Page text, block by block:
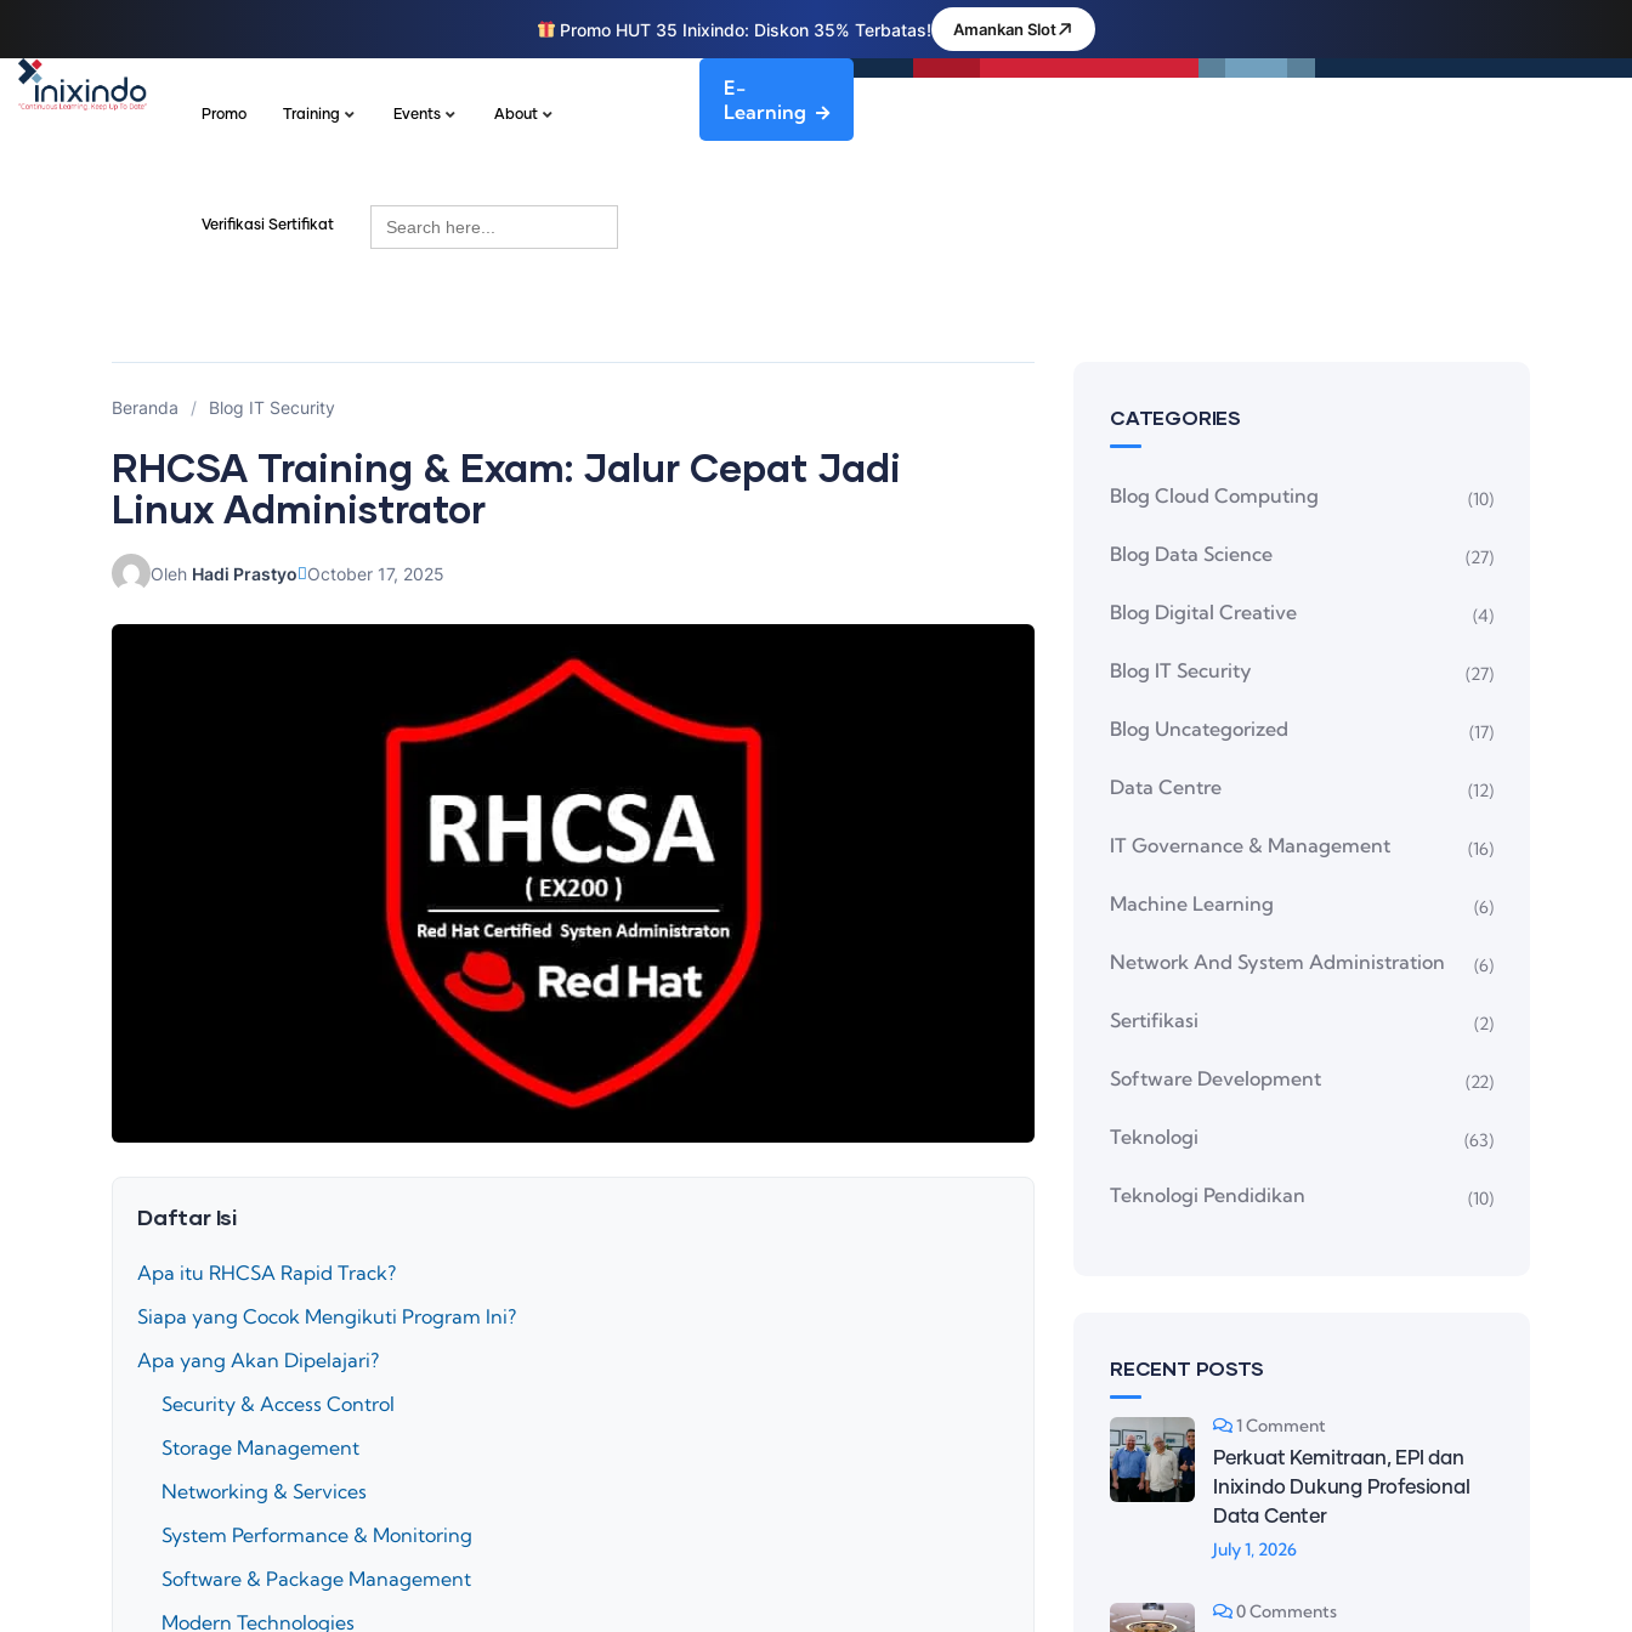
Promo HUT 35 Inixindo: Diskon 35% Terbatas! Amankan Slot
Promo Training Events About
Verifikasi Sertifikat
Search
for:
E-
Learning
Beranda / Blog IT Security
RHCSA Training & Exam: Jalur Cepat Jadi
Linux Administrator
Oleh Hadi Prastyo October 17, 2025
Daftar Isi
Apa itu RHCSA Rapid Track?
Siapa yang Cocok Mengikuti Program Ini?
Apa yang Akan Dipelajari?
Security & Access Control
Storage Management
Networking & Services
System Performance & Monitoring
Software & Package Management
Modern Technologies
CATEGORIES
Blog Cloud Computing (10)
Blog Data Science (27)
Blog Digital Creative (4)
Blog IT Security (27)
Blog Uncategorized (17)
Data Centre (12)
IT Governance & Management (16)
Machine Learning (6)
Network And System Administration (6)
Sertifikasi (2)
Software Development (22)
Teknologi (63)
Teknologi Pendidikan (10)
RECENT POSTS
1 Comment
Perkuat Kemitraan, EPI dan
Inixindo Dukung Profesional
Data Center
July 1, 2026
0 Comments